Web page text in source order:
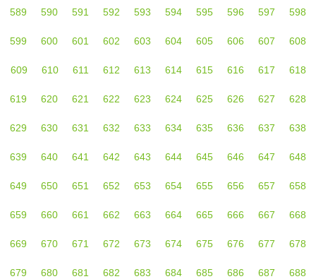
589 590 591 592 593 594 595 596 597 598
599 600 601 602 603 604 605 606 607 608
609 610 611 612 613 614 615 616 617 618
619 620 621 622 623 624 625 626 627 628
629 630 631 632 633 634 635 636 637 638
639 640 641 642 643 644 645 646 647 648
649 650 651 652 653 654 655 656 657 658
659 660 661 662 663 664 665 666 667 668
669 670 671 672 673 674 675 676 677 678
679 680 681 682 683 684 685 686 687 688